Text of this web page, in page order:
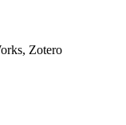
Zotero